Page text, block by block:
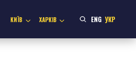
КИЇВ ХАРКІВ ENG УКР